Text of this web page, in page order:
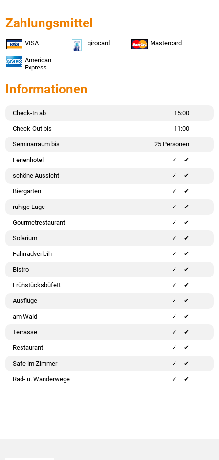
Zahlungsmittel
VISA girocard Mastercard
American
Express
Informationen
Check-In ab 15:00
Check-Out bis 11:00
Seminarraum bis 25 Personen
Ferienhotel ✔
schöne Aussicht ✔
Biergarten ✔
ruhige Lage ✔
Gourmetrestaurant ✔
Solarium ✔
Fahrradverleih ✔
Bistro ✔
Frühstücksbüfett ✔
Ausflüge ✔
am Wald ✔
Terrasse ✔
Restaurant ✔
Safe im Zimmer ✔
Rad- u. Wanderwege ✔